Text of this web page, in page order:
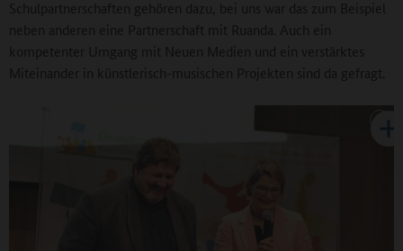
Schulpartnerschaften gehören dazu, bei uns war das zum Beispiel
neben anderen eine Partnerschaft mit Ruanda. Auch ein
kompetenter Umgang mit Neuen Medien und ein verstärktes
Miteinander in künstlerisch-musischen Projekten sind da gefragt.